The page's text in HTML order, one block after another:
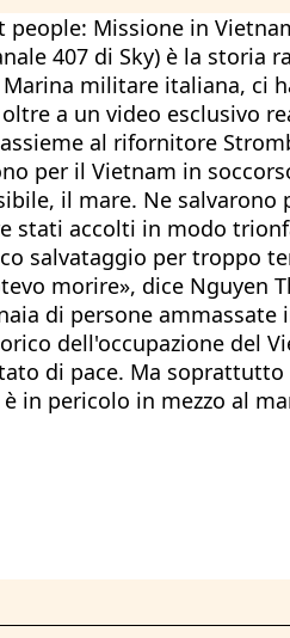
Missione in
407 di Sky) è la
militare italiana,
a un video esclusivo
al rifornitore
per il Vietnam in
il mare. Ne
accolti in modo
salvataggio per troppo
morire», dice Nguyen
di persone
dell'occupazione del
di pace. Ma
pericolo in mezzo al